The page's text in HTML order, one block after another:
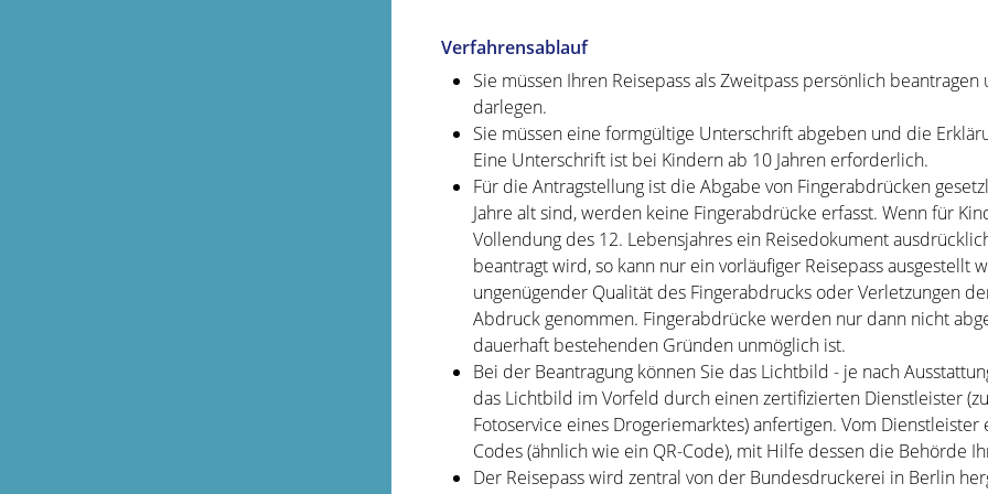
Verfahrensablauf
Sie müssen Ihren Reisepass als Zweitpass persönlich beantragen
darlegen.
Sie müssen eine formgültige Unterschrift abgeben und die
Eine Unterschrift ist bei Kindern ab 10 Jahren erforderlich.
Für die Antragstellung ist die Abgabe von Fingerabdrücken
Jahre alt sind, werden keine Fingerabdrücke erfasst. Wenn für
Vollendung des 12. Lebensjahres ein Reisedokument
beantragt wird, so kann nur ein vorläufiger Reisepass ausgestellt
ungenügender Qualität des Fingerabdrucks oder Verletzungen
Abdruck genommen. Fingerabdrücke werden nur dann nicht
dauerhaft bestehenden Gründen unmöglich ist.
Bei der Beantragung können Sie das Lichtbild - je nach
das Lichtbild im Vorfeld durch einen zertifizierten Dienstleister
Fotoservice eines Drogeriemarktes) anfertigen. Vom
Codes (ähnlich wie ein QR-Code), mit Hilfe dessen die Behörde
Der Reisepass wird zentral von der Bundesdruckerei in Berlin